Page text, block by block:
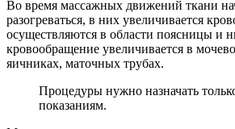
Во время массажных движений ткани
разогреваться, в них увеличивается
осуществляются в области поясницы и
кровообращение увеличивается в
яичниках, маточных трубах.
Процедуры нужно назначать
показаниям.